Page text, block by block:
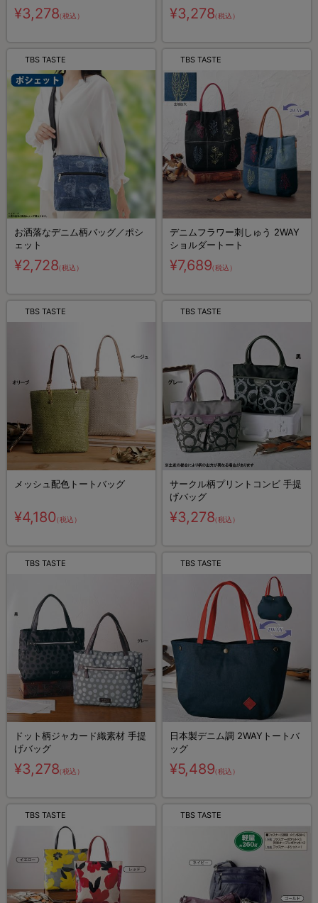
¥3,278（税込） ¥3,278（税込）
TBS TASTE
お洒落なデニム柄バッグ／ポシ
ェット
¥2,728（税込）
TBS TASTE
デニムフラワー刺しゅう 2WAY
ショルダートート
¥7,689（税込）
TBS TASTE
メッシュ配色トートバッグ
¥4,180（税込）
TBS TASTE
サークル柄プリントコンビ 手提
げバッグ
¥3,278（税込）
TBS TASTE
ドット柄ジャカード織素材 手提
げバッグ
¥3,278（税込）
TBS TASTE
日本製デニム調 2WAYトートバ
ッグ
¥5,489（税込）
TBS TASTE TBS TASTE